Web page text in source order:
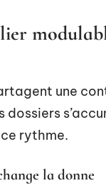
une
rythme.
la donne